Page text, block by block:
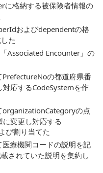
に格納する被保険者情報の
およびdependentの格
た
Associated Encounter」の
PrefectureNoの都道府県番
応するCodeSystemを作
organizationCategoryの点
変更し対応する
び割り当てた
医療機関コードの説明を記
されていた説明を集約し